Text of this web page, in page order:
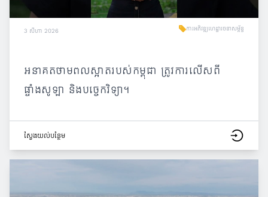
3 សីហា 2026 ការអភិវឌ្ឍហេដ្ឋារចនាសម្ព័ន្ធ
អនាគតថាមពលស្អាតរបស់កម្ពុជា ត្រូវការលើសពី
ផ្ទាំងសូឡា និងបច្ចេកវិទ្យា។
ស្វែង​យល់​បន្ថែម